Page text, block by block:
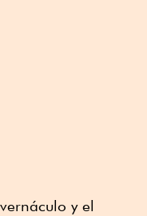
y el